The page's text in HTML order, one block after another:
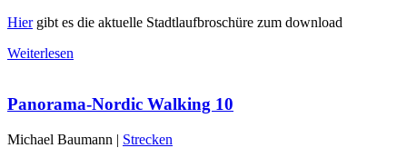
Hiergibt es die aktuelle Stadtlaufbroschüre zum download
Weiterlesen
Panorama-Nordic Walking 10
Michael Baumann | Strecken